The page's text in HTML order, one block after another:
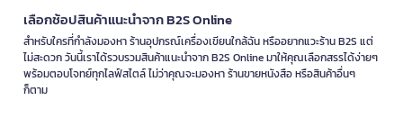
เลือกช้อปสินค้าแนะนำจาก B2S Online
สำหรับใครที่กำลังมองหา ร้านอุปกรณ์เครื่องเขียนใกล้ฉัน หรืออยากแวะร้าน B2S แต่
ไม่สะดวก วันนี้เราได้รวบรวมสินค้าแนะนำจาก B2S Online มาให้คุณเลือกสรรได้ง่ายๆ
พร้อมตอบโจทย์ทุกไลฟ์สไตล์ ไม่ว่าคุณจะมองหา ร้านขายหนังสือ หรือสินค้าอื่นๆ
ก็ตาม